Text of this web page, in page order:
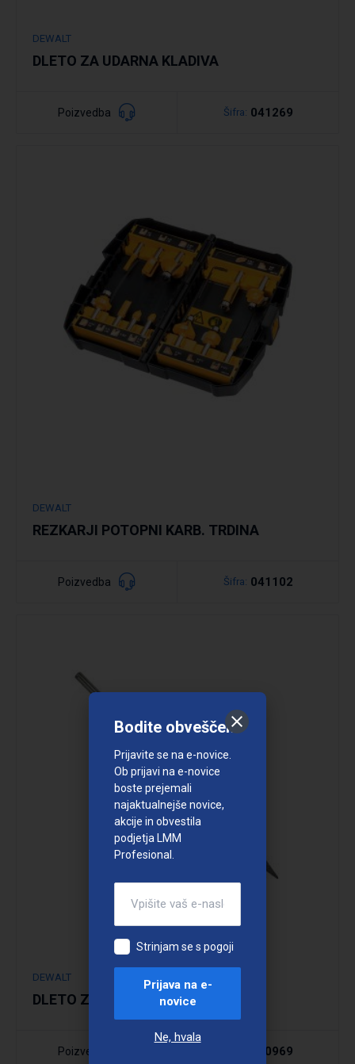
Podrobno
DEWALT
DLETO ZA UDARNA KLADIVA
Poizvedba Šifra: 041269
Podrobno
DEWALT
REZKARJI POTOPNI KARB. TRDINA
Poizvedba Šifra: 041102
DEWALT
DLETO ZA UDARNA KLADIVA
Poizvedba 040969
Bodite obveščeni
Prijavite se na e-novice.
Ob prijavi na e-novice
boste prejemali
najaktualnejše novice,
akcije in obvestila
podjetja LMM
Profesional.
Strinjam se s pogoji
Prijava na e-
novice
Ne, hvala